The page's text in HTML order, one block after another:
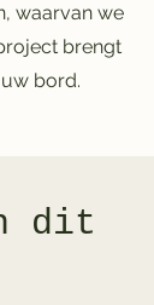
waarvan we
brengt
bord.
dit